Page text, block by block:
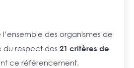
des organismes de
du respect des 21 critères de
ce référencement.